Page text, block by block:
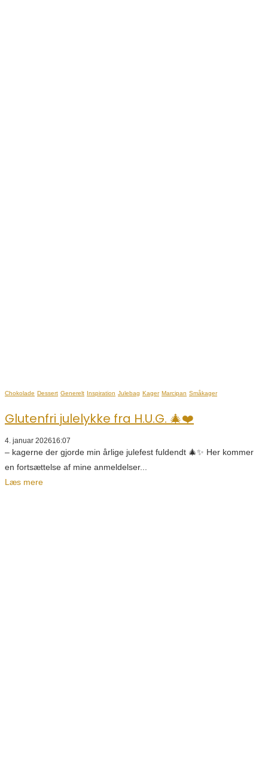
Chokolade Dessert Generelt Inspiration Julebag Kager Marcipan Småkager
Glutenfri julelykke fra H.U.G. 🎄❤️
4. januar 202616:07
– kagerne der gjorde min årlige julefest fuldendt 🎄✨ Her kommer
en fortsættelse af mine anmeldelser...
Læs mere